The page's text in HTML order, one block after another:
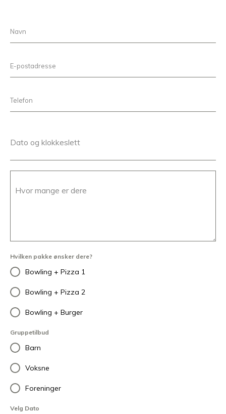
Dato og klokkeslett
Hvor mange er dere
Hvilken pakke ønsker dere?
Bowling + Pizza 1
Bowling + Pizza 2
Bowling + Burger
Gruppetilbud
Barn
Voksne
Foreninger
Velg Dato